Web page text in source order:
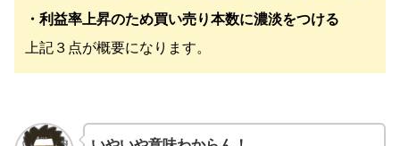
・利益率上昇のため買い売り本数に濃淡をつける
上記３点が概要になります。